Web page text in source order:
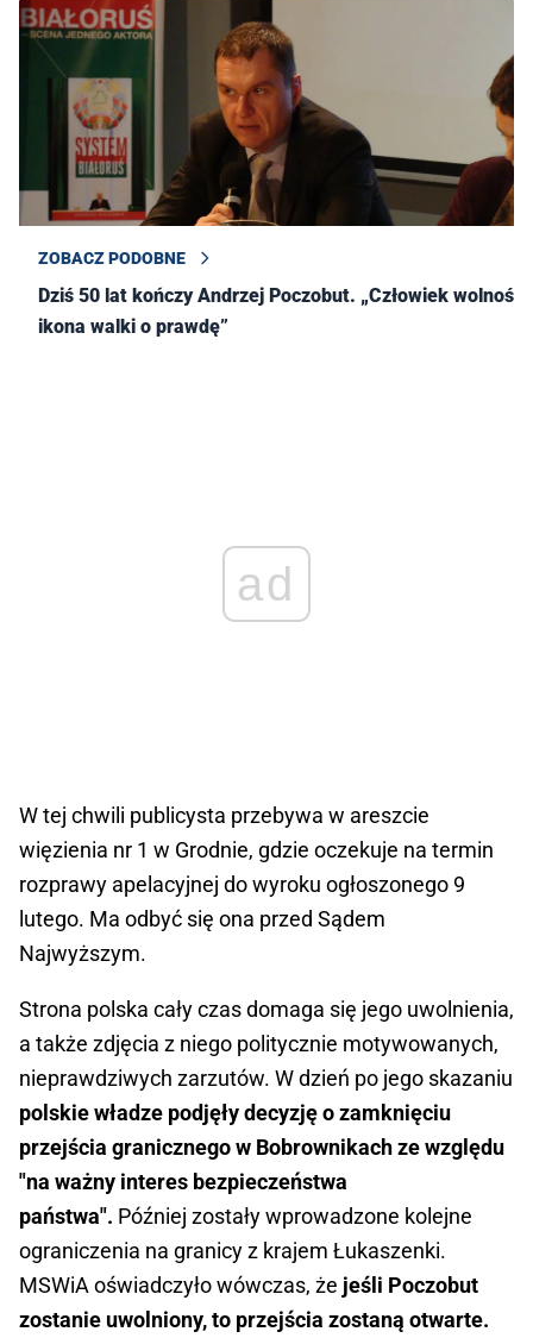
ZOBACZ PODOBNE
Dziś 50 lat kończy Andrzej Poczobut. „Człowiek wolności,
ikona walki o prawdę”
ad
W tej chwili publicysta przebywa w areszcie
więzienia nr 1 w Grodnie, gdzie oczekuje na termin
rozprawy apelacyjnej do wyroku ogłoszonego 9
lutego. Ma odbyć się ona przed Sądem
Najwyższym.
Strona polska cały czas domaga się jego uwolnienia,
a także zdjęcia z niego politycznie motywowanych,
nieprawdziwych zarzutów. W dzień po jego skazaniu
polskie władze podjęły decyzję o zamknięciu
przejścia granicznego w Bobrownikach ze względu
"na ważny interes bezpieczeństwa
państwa". Później zostały wprowadzone kolejne
ograniczenia na granicy z krajem Łukaszenki.
MSWiA oświadczyło wówczas, że jeśli Poczobut
zostanie uwolniony, to przejścia zostaną otwarte.